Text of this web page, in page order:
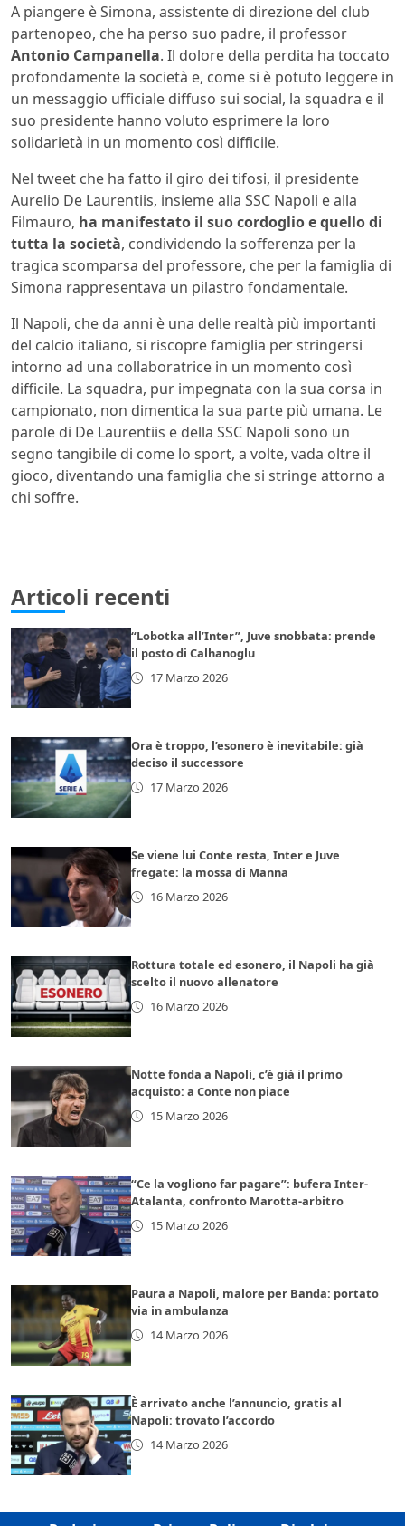
A piangere è Simona, assistente di direzione del club
partenopeo, che ha perso suo padre, il professor
Antonio Campanella. Il dolore della perdita ha toccato
profondamente la società e, come si è potuto leggere in
un messaggio ufficiale diffuso sui social, la squadra e il
suo presidente hanno voluto esprimere la loro
solidarietà in un momento così difficile.
Nel tweet che ha fatto il giro dei tifosi, il presidente
Aurelio De Laurentiis, insieme alla SSC Napoli e alla
Filmauro, ha manifestato il suo cordoglio e quello di
tutta la società, condividendo la sofferenza per la
tragica scomparsa del professore, che per la famiglia di
Simona rappresentava un pilastro fondamentale.
Il Napoli, che da anni è una delle realtà più importanti
del calcio italiano, si riscopre famiglia per stringersi
intorno ad una collaboratrice in un momento così
difficile. La squadra, pur impegnata con la sua corsa in
campionato, non dimentica la sua parte più umana. Le
parole di De Laurentiis e della SSC Napoli sono un
segno tangibile di come lo sport, a volte, vada oltre il
gioco, diventando una famiglia che si stringe attorno a
chi soffre.
Articoli recenti
“Lobotka all’Inter”, Juve snobbata: prende
il posto di Calhanoglu
17 Marzo 2026
Ora è troppo, l’esonero è inevitabile: già
deciso il successore
17 Marzo 2026
Se viene lui Conte resta, Inter e Juve
fregate: la mossa di Manna
16 Marzo 2026
Rottura totale ed esonero, il Napoli ha già
scelto il nuovo allenatore
16 Marzo 2026
Notte fonda a Napoli, c’è già il primo
acquisto: a Conte non piace
15 Marzo 2026
“Ce la vogliono far pagare”: bufera Inter-
Atalanta, confronto Marotta-arbitro
15 Marzo 2026
Paura a Napoli, malore per Banda: portato
via in ambulanza
14 Marzo 2026
È arrivato anche l’annuncio, gratis al
Napoli: trovato l’accordo
14 Marzo 2026